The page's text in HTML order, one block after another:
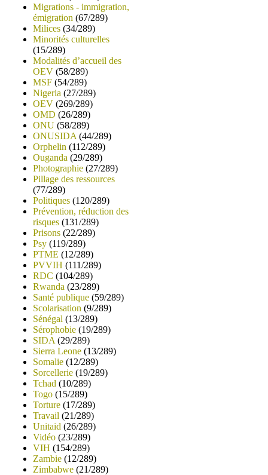
Migrations - immigration,
émigration (67/289)
Milices (34/289)
Minorités culturelles
(15/289)
Modalités d’accueil des
OEV (58/289)
MSF (54/289)
Nigeria (27/289)
OEV (269/289)
OMD (26/289)
ONU (58/289)
ONUSIDA (44/289)
Orphelin (112/289)
Ouganda (29/289)
Photographie (27/289)
Pillage des ressources
(77/289)
Politiques (120/289)
Prévention, réduction des
risques (131/289)
Prisons (22/289)
Psy (119/289)
PTME (12/289)
PVVIH (111/289)
RDC (104/289)
Rwanda (23/289)
Santé publique (59/289)
Scolarisation (9/289)
Sénégal (13/289)
Sérophobie (19/289)
SIDA (29/289)
Sierra Leone (13/289)
Somalie (12/289)
Sorcellerie (19/289)
Tchad (10/289)
Togo (15/289)
Torture (17/289)
Travail (21/289)
Unitaid (26/289)
Vidéo (23/289)
VIH (154/289)
Zambie (12/289)
Zimbabwe (21/289)